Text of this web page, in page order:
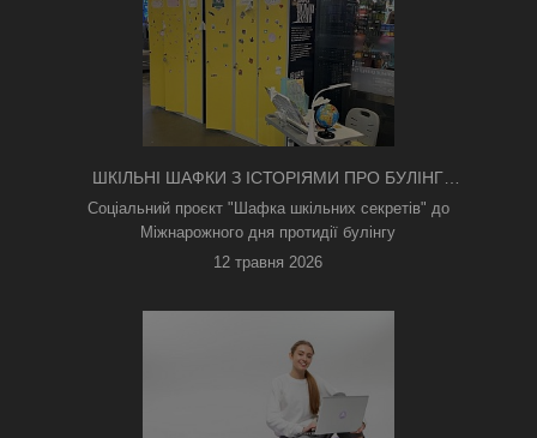
ШКІЛЬНІ ШАФКИ З ІСТОРІЯМИ ПРО БУЛІНГ
З'ЯВИЛИСЯ В КИЄВІ
Соціальний проєкт "Шафка шкільних секретів" до
Міжнарожного дня протидії булінгу
12 травня 2026